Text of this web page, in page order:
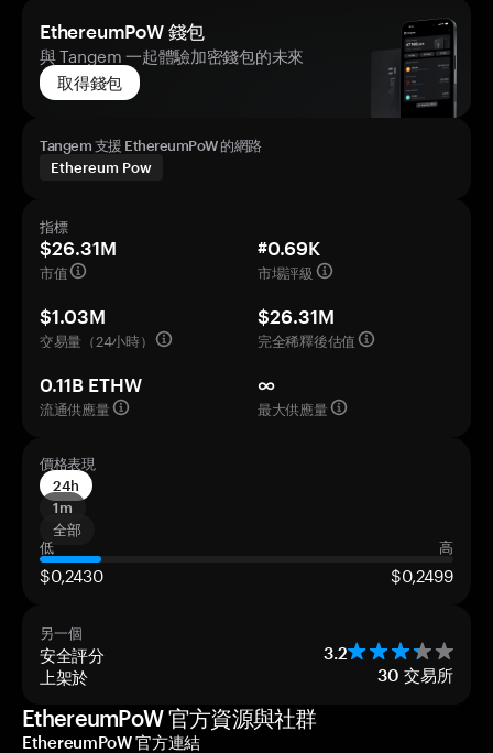
EthereumPoW 錢包
與 Tangem 一起體驗加密錢包的未來
取得錢包
Tangem 支援 EthereumPoW 的網路
Ethereum Pow
指標
$26.31M
市值
#0.69K
市場評級
$1.03M
交易量（24小時）
$26.31M
完全稀釋後估值
0.11B ETHW
流通供應量
∞
最大供應量
價格表現
24h
1m
全部
低
高
$0,2430 $0,2499
另一個
安全評分 3.2
上架於 30 交易所
EthereumPoW 官方資源與社群
EthereumPoW 官方連結